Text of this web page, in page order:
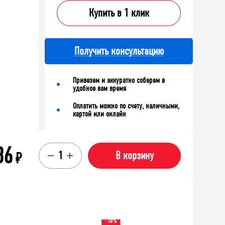
Купить в 1 клик
Получить консультацию
Привезем и аккуратно соберем в
удобное вам время
Оплатить можно по счету, наличными,
картой или онлайн
₽ В корзину
-10%